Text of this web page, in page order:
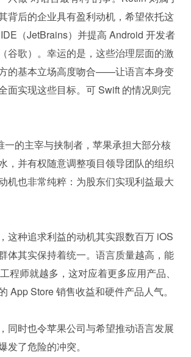
背后的企业具有盈利动机，希望依托这
（JetBrains）并提高 Android 开发者
谷歌）。幸运的是，这些治理层面的激
的基本立场高度吻合——让语言本身变
面实现这些目标。可 Swift 的情况则完
一的主宰与挟制者，苹果承担大部分核
，并有权随意调整项目领导团队的组织
机也非常纯粹：为股东们实现利益最大
这种追求利益的动机其实跟数百万 iOS
体其实保持着统一。语言质量越高，能
程师就越多，这对应着更多应用产品、
App Store 销售收益和硬件产品人气。
同时也令苹果公司与希望推动语言发展
发了危险的冲突。